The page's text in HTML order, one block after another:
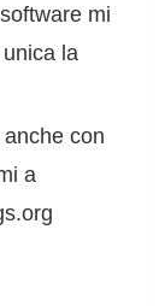
mi
la
con
a